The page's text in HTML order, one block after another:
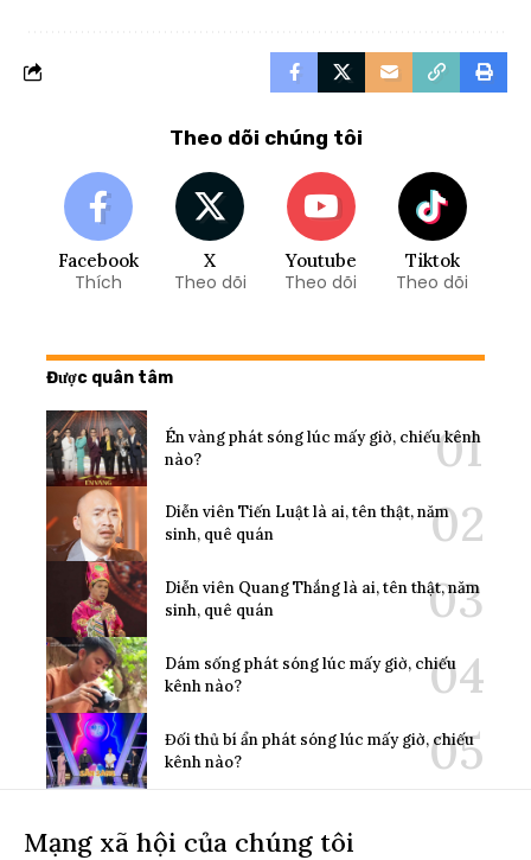
Theo dõi chúng tôi
Facebook
Thích
X
Theo dõi
Youtube
Theo dõi
Tiktok
Theo dõi
Được quân tâm
Én vàng phát sóng lúc mấy giờ, chiếu kênh
nào?
Diễn viên Tiến Luật là ai, tên thật, năm
sinh, quê quán
Diễn viên Quang Thắng là ai, tên thật, năm
sinh, quê quán
Dám sống phát sóng lúc mấy giờ, chiếu
kênh nào?
Đối thủ bí ẩn phát sóng lúc mấy giờ, chiếu
kênh nào?
Mạng xã hội của chúng tôi